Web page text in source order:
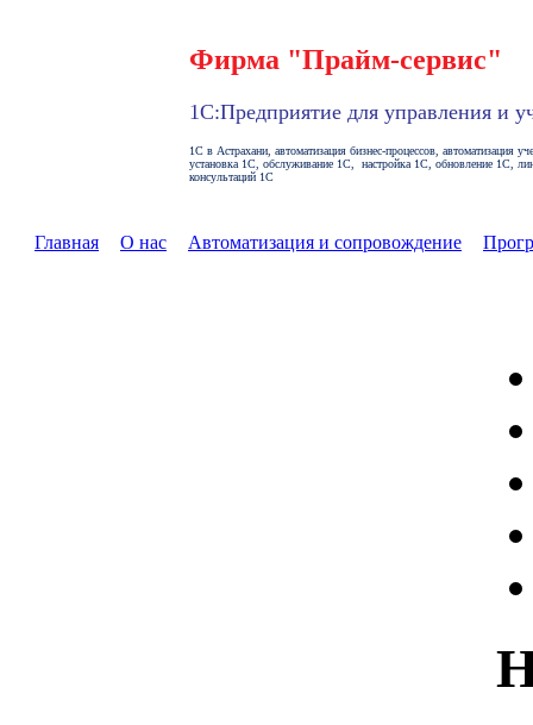
Фирма "Прайм-сервис"
1С:Предприятие для управления и
1С в Астрахани, автоматизация бизнес-процессов, автоматизация
установка 1С, обслуживание 1С, настройка 1С, обновление 1С,
консультаций 1С
Главная О нас Автоматизация и сопровождение